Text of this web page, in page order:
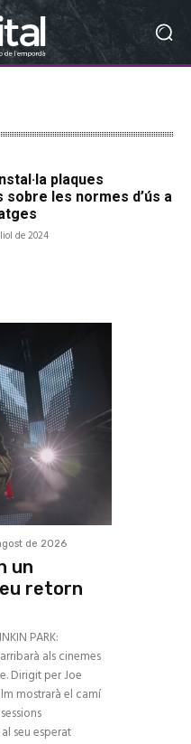
plaques
les normes d’ús a
de 2024
de 2026
un
retorn
PARK:
als cinemes
Dirigit per Joe
mostrarà el camí
seu esperat